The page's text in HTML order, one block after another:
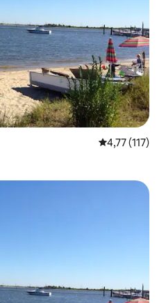
4,77 (117)